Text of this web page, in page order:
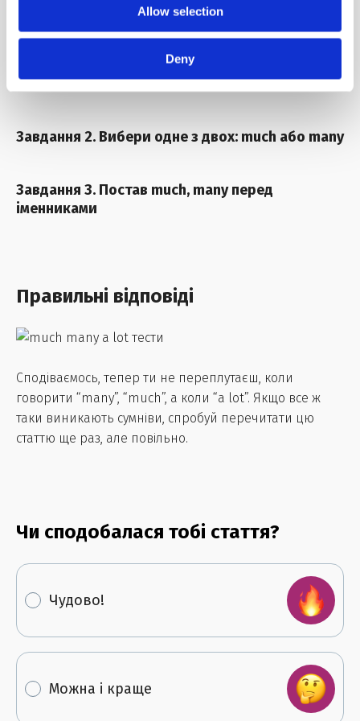
Allow selection
Deny
А насамкінець ми додали правильні відповіді до
кожного з них.
Завдання 1. Заповни пропуски словами much,
many, a lot of
Завдання 2. Вибери одне з двох: much або many
Завдання 3. Постав much, many перед
іменниками
Правильні відповіді
Сподіваємось, тепер ти не переплутаєш, коли
говорити “many”, “much”, а коли “a lot”. Якщо все ж
таки виникають сумніви, спробуй перечитати цю
статтю ще раз, але повільно.
Чи сподобалася тобі стаття?
Чудово!
Можна і краще